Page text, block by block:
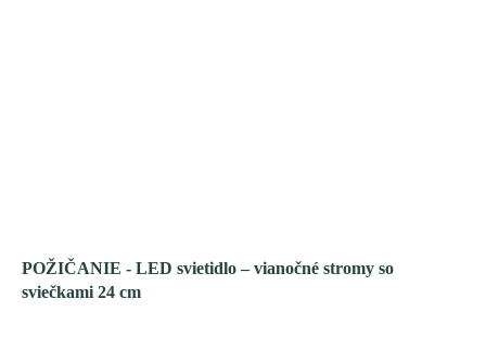
POŽIČANIE - LED svietidlo – vianočné stromy so
sviečkami 24 cm